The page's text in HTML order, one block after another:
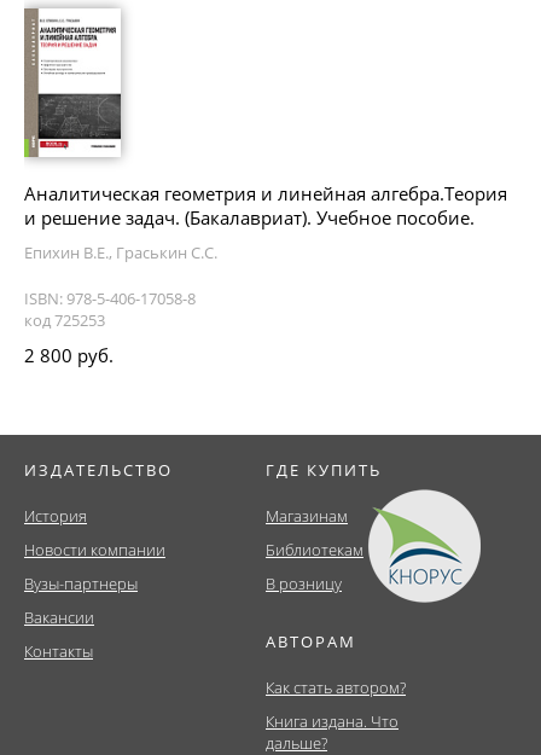
Аналитическая геометрия и линейная алгебра.Теория
и решение задач. (Бакалавриат). Учебное пособие.
Епихин В.Е., Граськин С.С.
ISBN: 978-5-406-17058-8
код 725253
2 800 руб.
ИЗДАТЕЛЬСТВО
История
Новости компании
Вузы-партнеры
Вакансии
Контакты
ГДЕ КУПИТЬ
Магазинам
Библиотекам
В розницу
АВТОРАМ
Как стать автором?
Книга издана. Что
дальше?